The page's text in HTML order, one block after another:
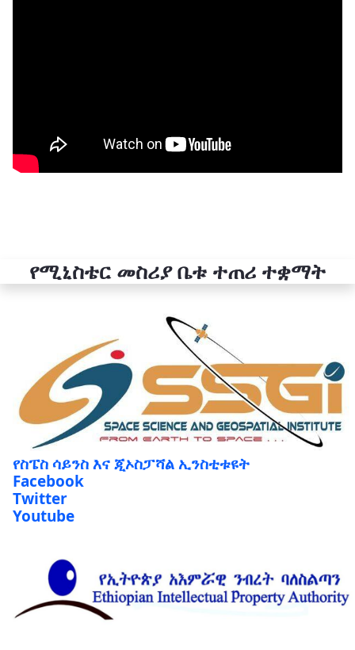
የሚኒስቴር መስሪያ ቤቱ ተጠሪ ተቋማት
የስፔስ ሳይንስ እና ጂኦስፓሻል ኢንስቲቱዩት
Facebook
Twitter
Youtube